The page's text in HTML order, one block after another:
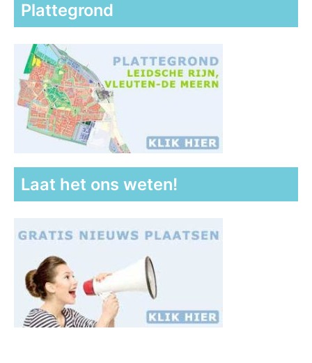
Plattegrond
Laat het ons weten!